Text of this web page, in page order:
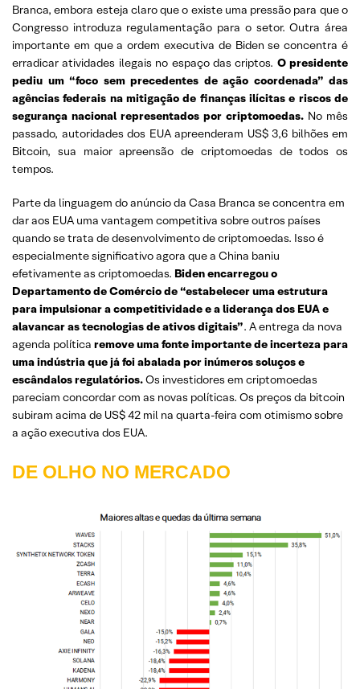
Branca, embora esteja claro que o existe uma pressão para que o
Congresso introduza regulamentação para o setor. Outra área
importante em que a ordem executiva de Biden se concentra é
erradicar atividades ilegais no espaço das criptos. O presidente
pediu um “foco sem precedentes de ação coordenada” das
agências federais na mitigação de finanças ilícitas e riscos de
segurança nacional representados por criptomoedas. No mês
passado, autoridades dos EUA apreenderam US$ 3,6 bilhões em
Bitcoin, sua maior apreensão de criptomoedas de todos os
tempos.
Parte da linguagem do anúncio da Casa Branca se concentra em
dar aos EUA uma vantagem competitiva sobre outros países
quando se trata de desenvolvimento de criptomoedas. Isso é
especialmente significativo agora que a China baniu
efetivamente as criptomoedas. Biden encarregou o
Departamento de Comércio de “estabelecer uma estrutura
para impulsionar a competitividade e a liderança dos EUA e
alavancar as tecnologias de ativos digitais”. A entrega da nova
agenda política remove uma fonte importante de incerteza para
uma indústria que já foi abalada por inúmeros soluços e
escândalos regulatórios.Os investidores em criptomoedas
pareciam concordar com as novas políticas. Os preços da bitcoin
subiram acima de US$ 42 mil na quarta-feira com otimismo sobre
a ação executiva dos EUA.
DE OLHO NO MERCADO